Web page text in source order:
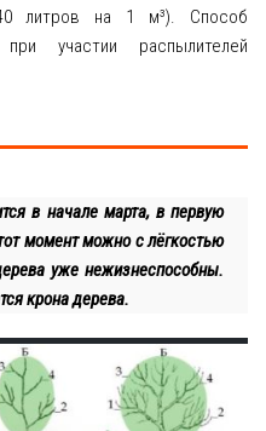
литров на 1 м³). Способ
участии распылителей
в начале марта, в первую
момент можно с лёгкостью
уже нежизнеспособны.
крона дерева.